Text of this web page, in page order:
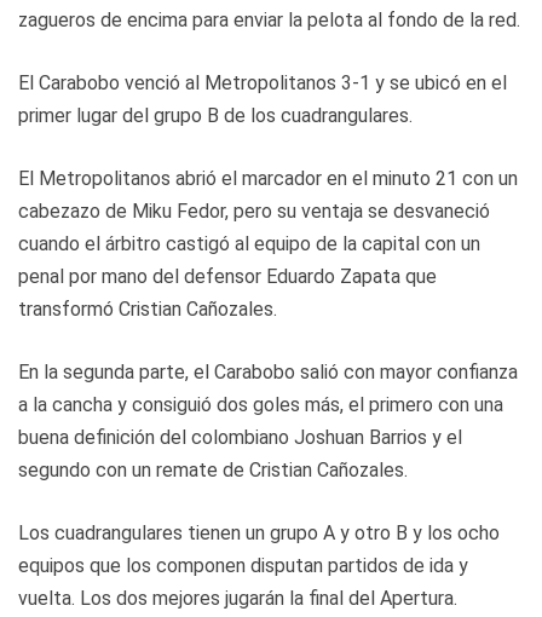
zagueros de encima para enviar la pelota al fondo de la red.
El Carabobo venció al Metropolitanos 3-1 y se ubicó en el
primer lugar del grupo B de los cuadrangulares.
El Metropolitanos abrió el marcador en el minuto 21 con un
cabezazo de Miku Fedor, pero su ventaja se desvaneció
cuando el árbitro castigó al equipo de la capital con un
penal por mano del defensor Eduardo Zapata que
transformó Cristian Cañozales.
En la segunda parte, el Carabobo salió con mayor confianza
a la cancha y consiguió dos goles más, el primero con una
buena definición del colombiano Joshuan Barrios y el
segundo con un remate de Cristian Cañozales.
Los cuadrangulares tienen un grupo A y otro B y los ocho
equipos que los componen disputan partidos de ida y
vuelta. Los dos mejores jugarán la final del Apertura.